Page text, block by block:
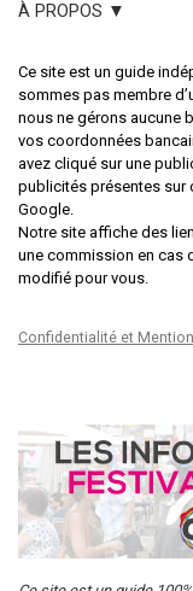
À PROPOS ▼
Ce site est un guide
sommes pas membre
nous ne gérons aucune
vos coordonnées
avez cliqué sur une
publicités présentes sur
Google.
Notre site affiche des
une commission en cas
modifié pour vous.
Confidentialité et